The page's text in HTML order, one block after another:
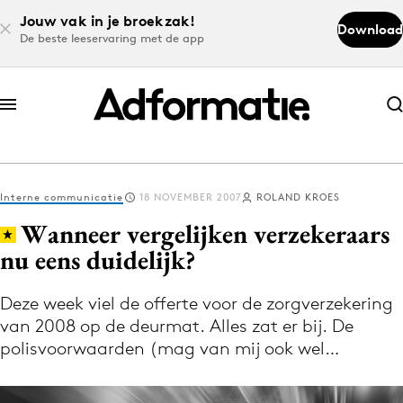
Jouw vak in je broekzak!
De beste leeservaring met de app
Download
Abonneer nu
Abonneer nu
Log in
Download de app
Volg het laatste nieuws via de Adformatie
Nieuws app
Interne communicatie 18 NOVEMBER 2007 ROLAND KROES
Wanneer vergelijken verzekeraars
nu eens duidelijk?
Deze week viel de offerte voor de zorgverzekering
van 2008 op de deurmat. Alles zat er bij. De
polisvoorwaarden (mag van mij ook wel…